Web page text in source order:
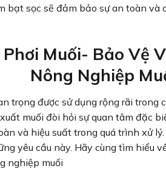
bạt sọc sẽ đảm bảo sự an toàn và
Muối- Bảo Vệ
Nông Nghiệp
trọng được sử dụng rộng rãi
muối đòi hỏi sự quan tâm đặc
và hiệu suất trong quá trình xử lý.
yêu cầu này. Hãy cùng tìm hiểu
nghiệp muối